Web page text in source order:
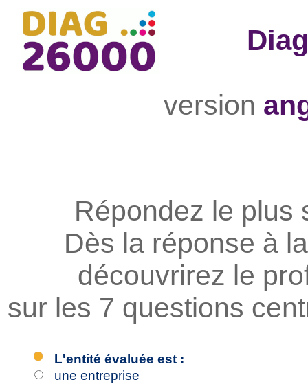
version
Répondez le plus
Dès la réponse à
découvrirez le
sur les 7 questions
L'entité évaluée est :
une entreprise